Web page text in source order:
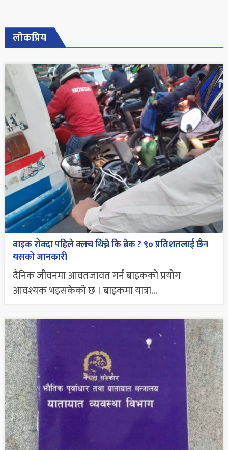
लोकप्रिय
बाइक रोक्दा पहिले क्लच थिच्ने कि ब्रेक ? ९० प्रतिशतलाई छैन
यसको जानकारी
दैनिक जीवनमा आवतजावत गर्न बाइकको प्रयोग
आवश्यक भइसकेको छ । बाइकमा यात्रा...